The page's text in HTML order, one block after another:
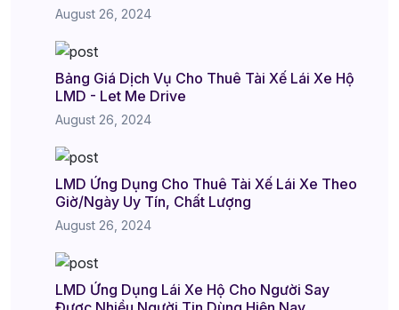
August 26, 2024
Bảng Giá Dịch Vụ Cho Thuê Tài Xế Lái Xe Hộ
LMD - Let Me Drive
August 26, 2024
LMD Ứng Dụng Cho Thuê Tài Xế Lái Xe Theo
Giờ/Ngày Uy Tín, Chất Lượng
August 26, 2024
LMD Ứng Dụng Lái Xe Hộ Cho Người Say